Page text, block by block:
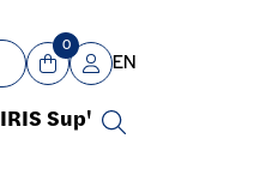
Panier
0
Mon compte
EN
IRIS Sup'
Recherche